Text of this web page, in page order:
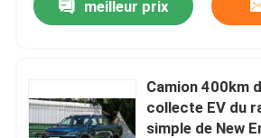
meilleur prix
Camion 400km
collecte EV du
simple de New